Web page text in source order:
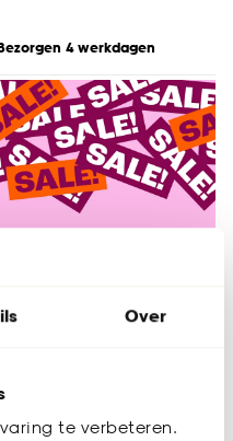
Over
te verbeteren.
4 werkdagen